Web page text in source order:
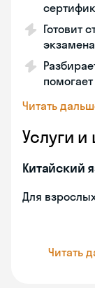
Готовит
Читать
Услуги
Китайский
Для
Читать